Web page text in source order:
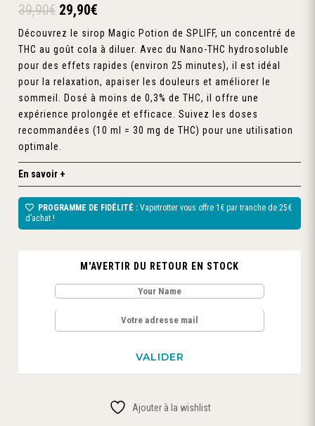
39,90€ Le
prix
initial
était :
39,90€.
29,90€
prix
actuel
est :
29,90€.
Découvrez le sirop Magic Potion de SPLIFF, un concentré de
THC au goût cola à diluer. Avec du Nano-THC hydrosoluble
pour des effets rapides (environ 25 minutes), il est idéal
pour la relaxation, apaiser les douleurs et améliorer le
sommeil. Dosé à moins de 0,3% de THC, il offre une
expérience prolongée et efficace. Suivez les doses
recommandées (10 ml = 30 mg de THC) pour une utilisation
optimale.
En savoir +
PROGRAMME DE FIDÉLITÉ : Vapetrotter vous offre 1€ par tranche de 25€
d’achat !
M'AVERTIR DU RETOUR EN STOCK
Ajouter à la wishlist